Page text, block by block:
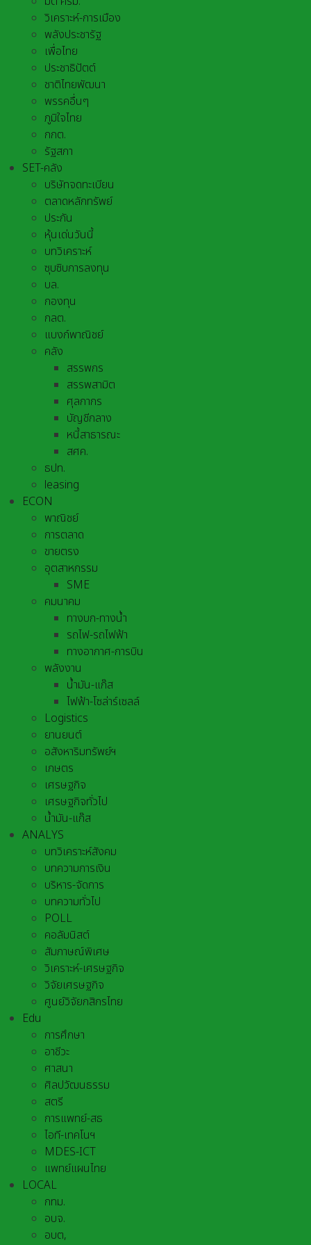
วิเคราะห์-การเมือง
พลังประชารัฐ
เพื่อไทย
ประชาธิปัตต์
ชาติไทยพัฒนา
พรรคอื่นๆ
ภูมิใจไทย
กกต.
รัฐสภา
SET-คลัง
บริษัทจดทะเบียน
ตลาดหลักทรัพย์
ประกัน
หุ้นเด่นวันนี้
บทวิเคราะห์
ซุบซิบการลงทุน
บล.
กองทุน
กลต.
แบงก์พาณิชย์
คลัง
สรรพกร
สรรพสามิต
ศุลกากร
บัญชีกลาง
หนี้สาธารณะ
สศค.
ธปท.
leasing
ECON
พาณิชย์
การตลาด
ขายตรง
อุตสาหกรรม
SME
คมนาคม
ทางบก-ทางน้ำ
รถไฟ-รถไฟฟ้า
ทางอากาศ-การบิน
พลังงาน
น้ำมัน-แก๊ส
ไฟฟ้า-โซล่าร์เซลล์
Logistics
ยานยนต์
อสังหาริมทรัพย์ฯ
เกษตร
เศรษฐกิจ
เศรษฐกิจทั่วไป
น้ำมัน-แก๊ส
ANALYS
บทวิเคราะห์สังคม
บทความการเงิน
บริหาร-จัดการ
บทความทั่วไป
POLL
คอลัมนิสต์
สัมภาษณ์พิเศษ
วิเคราะห์-เศรษฐกิจ
วิจัยเศรษฐกิจ
ศูนย์วิจัยกสิกรไทย
Edu
การศึกษา
อาชีวะ
ศาสนา
ศิลปวัฒนธรรม
สตรี
การแพทย์-สธ
ไอที-เทคโนฯ
MDES-ICT
แพทย์แผนไทย
LOCAL
กทม.
อบจ.
อบต,